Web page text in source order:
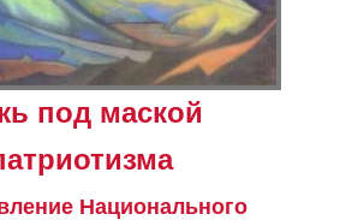
под маской
Национального